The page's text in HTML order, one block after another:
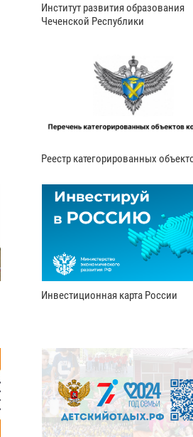
Институт развития образования
Чеченской Республики
Реестр категорированных
Инвестиционная карта России